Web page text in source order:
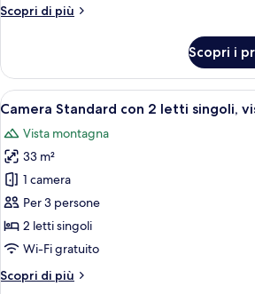
Scopri di più
Altri
Standard,
vista
mare
Scopri i
Apri
tutte
le
foto
per
Camera
Standard
con
letti
Una
8
Camera Standard con 2 letti singoli,
Vista montagna
33 m²
1 camera
Per 3 persone
2 letti singoli
Wi-Fi gratuito
Scopri di più
Altri